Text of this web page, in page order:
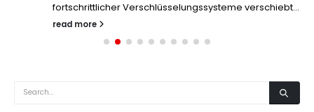
fortschrittlicher Verschlüsselungssysteme verschiebt...
read more